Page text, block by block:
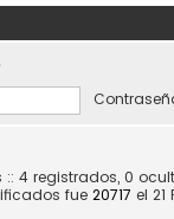
4 registrados, 0
fue 20717 el 21